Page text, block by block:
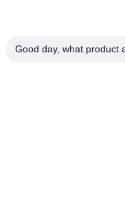
la prenda impermeable
Good day, what product